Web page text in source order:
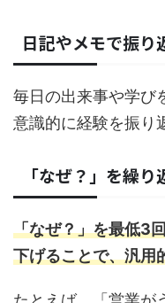
日記やメモで振り
毎日の出来事や学び
意識的に経験を振り
「なぜ？」を繰
「なぜ？」を最低3
下げることで、汎用